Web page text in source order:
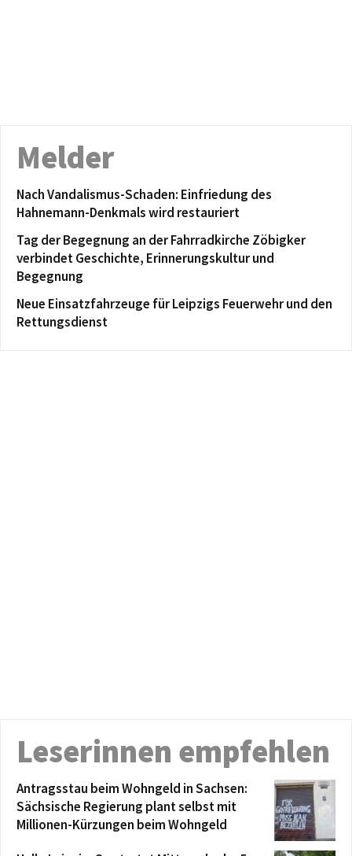
Melder
Nach Vandalismus-Schaden: Einfriedung des
Hahnemann-Denkmals wird restauriert
Tag der Begegnung an der Fahrradkirche Zöbigker
verbindet Geschichte, Erinnerungskultur und
Begegnung
Neue Einsatzfahrzeuge für Leipzigs Feuerwehr und den
Rettungsdienst
Leserinnen empfehlen
Antragsstau beim Wohngeld in Sachsen:
Sächsische Regierung plant selbst mit
Millionen-Kürzungen beim Wohngeld